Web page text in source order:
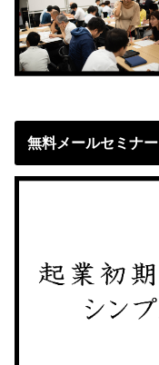
無料メールセミナー